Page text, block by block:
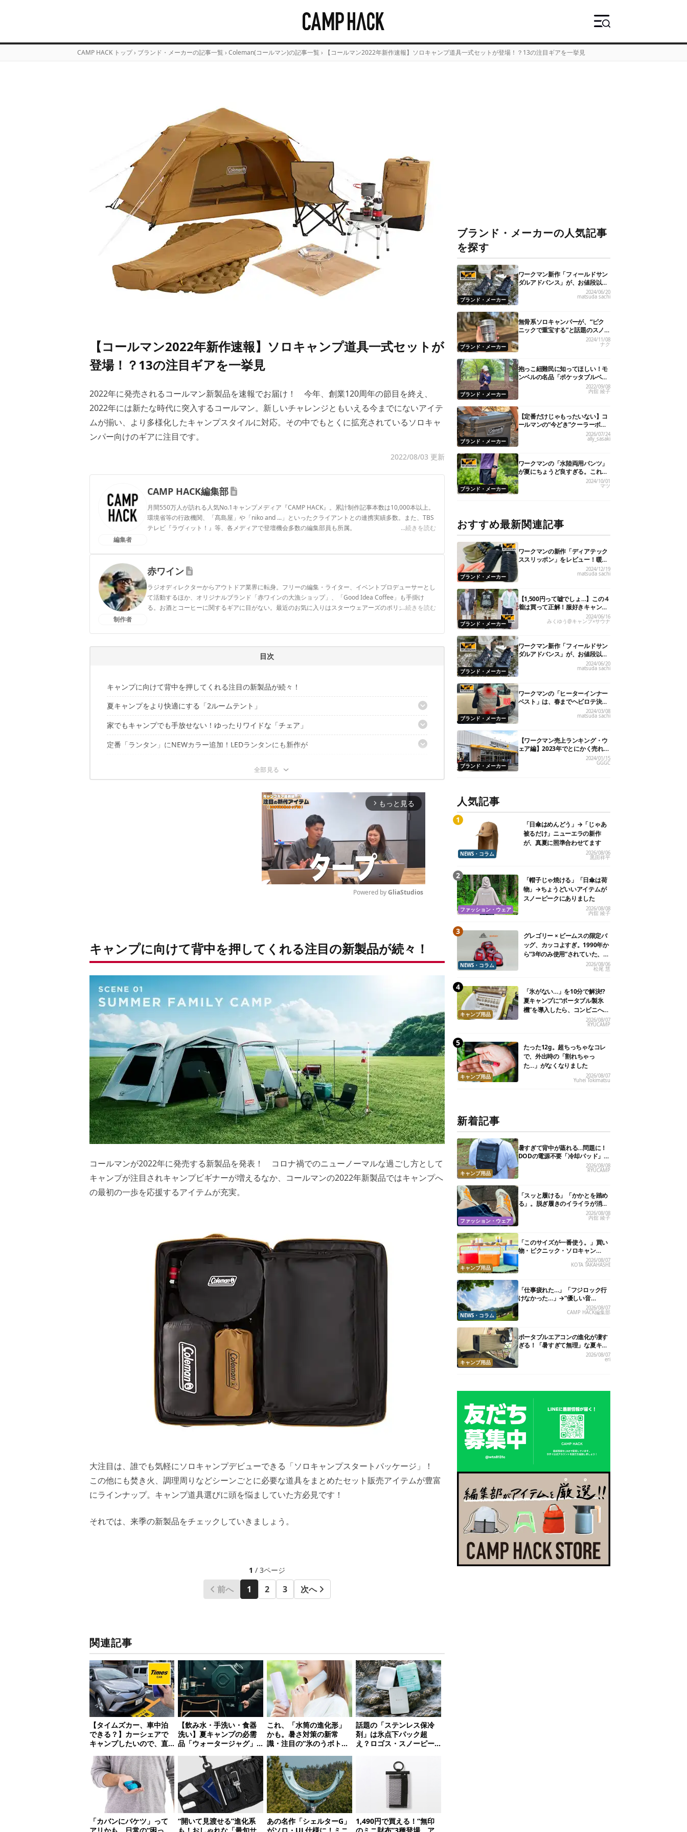
CAMP HACK トップ › ブランド・メーカーの記事一覧 › Coleman(コールマン)の記事一覧 › 【コールマン2022年新作速報】ソロキャンプ道具一式セットが登場！？13の注目ギアを一挙見
【コールマン2022年新作速報】ソロキャンプ道具一式セットが
登場！？13の注目ギアを一挙見
2022年に発売されるコールマン新製品を速報でお届け！ 今年、創業120周年の節目を終え、
2022年には新たな時代に突入するコールマン。新しいチャレンジともいえる今までにないアイテ
ムが揃い、より多様化したキャンプスタイルに対応。その中でもとくに拡充されているソロキャ
ンパー向けのギアに注目です。
2022/08/03 更新
編集者
CAMP HACK編集部
月間550万人が訪れる人気No.1キャンプメディア『CAMP HACK』。累計制作記事本数は10,000本以上。
環境省等の行政機関、「髙島屋」や「niko and ...」といったクライアントとの連携実績多数。また、TBS
テレビ『ラヴィット！』等、各メディアで登壇機会多数の編集部員も所属。
...続きを読む
制作者
赤ワイン
ラジオディレクターからアウトドア業界に転身。フリーの編集・ライター、イベントプロデューサーとし
て活動するほか、オリジナルブランド「赤ワインの大漁ショップ」、「Good Idea Coffee」も手掛け
る。お酒とコーヒーに関するギアに目がない。最近のお気に入りはスターウェアーズのポリカーボネート
...続きを読む
赤ワインのプロフィール
目次
キャンプに向けて背中を押してくれる注目の新製品が続々！
夏キャンプをより快適にする「2ルームテント」
通気性が1.5倍向上「タフスクリーン2ルームエアー/MDX +」
家でもキャンプでも手放せない！ゆったりワイドな「チェア」
揺れが気持ちいい「クロスロッカー」
定番「ランタン」にNEWカラー追加！LEDランタンにも新作が
コールマンレッドが映える「ワンマントルランタン」
テント内を優しく照らす「リチャージャブルハンギングランタン」
日常使いとしても◎エコバッグ付きのソフトクーラー 「デイリークーラートート/25L」
初心者にやさしい！焚き火・調理で役立つセットアイテム
焚き火周りはこれで完璧「ボンファイヤーツールセット」
ソロキャンプで使いたい「コンパクトアルコールバーナー&クッカーセット」
環境にも配慮した「オーガニックテーブルウェアセットファミリー」
必要なギア全てキャリーにイン！「ソロキャンプスタートパッケージ」
「ソロキャンプスタートパッケージ」セットアイテム詳細
2022年新作「コンパクトインフレーターマット/S」
パックアウェイ ソロクッカーセット
ラギットパッカウェイランタン
arrow_forward_ios もっと見る
Powered by GliaStudios
キャンプに向けて背中を押してくれる注目の新製品が続々！
コールマンが2022年に発売する新製品を発表！ コロナ禍でのニューノーマルな過ごし方として
キャンプが注目されキャンプビギナーが増えるなか、コールマンの2022年新製品ではキャンプへ
の最初の一歩を応援するアイテムが充実。
大注目は、誰でも気軽にソロキャンプデビューできる「ソロキャンプスタートパッケージ」！
この他にも焚き火、調理周りなどシーンごとに必要な道具をまとめたセット販売アイテムが豊富
にラインナップ。キャンプ道具選びに頭を悩ましていた方必見です！
それでは、来季の新製品をチェックしていきましょう。
1 / 3ページ
前へ 1 2 3 次へ
関連記事
【タイムズカー、車中泊
できる？】カーシェアで
キャンプしたいので、直
【飲み水・手洗い・食器
洗い】夏キャンプの必需
品「ウォータージャグ」
これ、「水筒の進化形」
かも。暑さ対策の新常
識・注目の“氷のうボト
話題の「ステンレス保冷
剤」は氷点下パック超
え？ロゴス・スノーピー
品を比べてみた
「カバンにバケツ」って
アリかも。日常の“困っ
“開いて見渡せる”進化系
も！おしゃれな「最旬サ
あの名作「シェルターG」
がソロ・UL仕様に！ミニ
1,490円で買える！“無印
のミニ財布”3種登場。ア
ブランド・メーカーの人気記事
を探す
ブランド・メーカー
ワークマン新作「フィールドサン
ダルアドバンス」が、お値段以上
のハイクオリティ！
2024/06/20
matsuda sachi
ブランド・メーカー
無骨系ソロキャンパーが、“ピク
ニックで重宝する”と話題のスノ
ーピーク「サヨウ」を使ってみた
ら…
2024/11/08
ナク
ブランド・メーカー
抱っこ紐難民に知ってほしい！モ
ンベルの名品「ポケッタブルベビ
ーキャリア」が全パパママにおす
2022/09/08
内舘 綾子
ブランド・メーカー
【定番だけじゃもったいない】コ
ールマンの“今どき”クーラーボッ
クス7選！
2026/07/24
ally_sasaki
ブランド・メーカー
ワークマンの「水陸両用パンツ」
が夏にちょうど良すぎる。これで
1,900円ってどゆこと…
2024/10/01
マツ
おすすめ最新関連記事
ブランド・メーカー
ワークマンの新作「ディアテック
ススリッポン」をレビュー！暖か
2024/12/19
matsuda sachi
ブランド・メーカー
【1,500円って嘘でしょ…】この４
着は買って正解！服好きキャンパ
ーの「ワークマン」ガチ買い夏服
2024/06/16
みくゆう@キャンプ×サウナ
ブランド・メーカー
ワークマン新作「フィールドサン
ダルアドバンス」が、お値段以上
のハイクオリティ！
2024/06/20
matsuda sachi
ブランド・メーカー
ワークマンの「ヒーターインナー
ベスト」は、春までヘビロテ決定
です！
2024/03/08
matsuda sachi
ブランド・メーカー
【ワークマン売上ランキング・ウ
ェア編】2023年でとにかく売れた
人気製品TOP5
2024/01/15
GGGC
人気記事
NEWS・コラム
「日傘はめんどう」→「じゃあ
被るだけ」ニューエラの新作
が、真夏に照準合わせてます
2026/08/06
黒田祥平
ファッション・ウェア
「帽子じゃ焼ける」「日傘は荷
物」→ちょうどいいアイテムが
スノーピークにありました
2026/08/08
内舘 綾子
NEWS・コラム
グレゴリー × ビームスの限定バ
ッグ、カッコよすぎ。1990年か
ら“3年のみ使用”されていた、紫
2026/08/06
松尾 慧
キャンプ用品
「氷がない…」を10分で解決!?
夏キャンプに“ポータブル製氷
機”を導入したら、コンビニへ走
2026/08/07
RYUCAMP
キャンプ用品
たった12g。超ちっちゃなコレ
で、外出時の「割れちゃっ
た…」がなくなりました
2026/08/07
Yuhei Tokimatsu
新着記事
キャンプ用品
暑すぎて背中が蒸れる…問題に！
DODの電源不要「冷却パッド」を
試したら、夏の移動がラクになっ
た
2026/08/08
RYUCAMP
ファッション・ウェア
「スッと履ける」「かかとを踏め
る」。脱ぎ履きのイライラが消え
る快適“スニーカーサンダル”6選
2026/08/08
内舘 綾子
キャンプ用品
「このサイズが一番使う。」買い
物・ピクニック・ソロキャン
に“ちょうどいい”小型クーラーボ
ックス13選
2026/08/07
KOTA TAKAHASHI
NEWS・コラム
「仕事疲れた…」「フジロック行
けなかった…」→“優しい音
楽”と“大きな自然”で治癒。まだ間
に合います。
2026/08/07
CAMP HACK編集部
キャンプ用品
ポータブルエアコンの進化が凄す
ぎる！「暑すぎて無理」な夏キャ
ンプを激変させる最新5選2026/08/07
eri